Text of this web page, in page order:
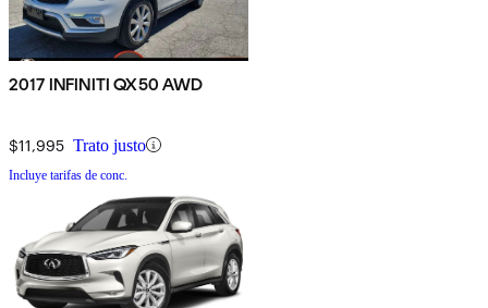
2017 INFINITI QX50 AWD
$11,995 Trato justo
Incluye tarifas de conc.